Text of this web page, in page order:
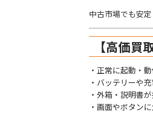
中古市場でも安
【高価買
・正常に起動・
・バッテリーや
・外箱・説明書
・画面やボタン